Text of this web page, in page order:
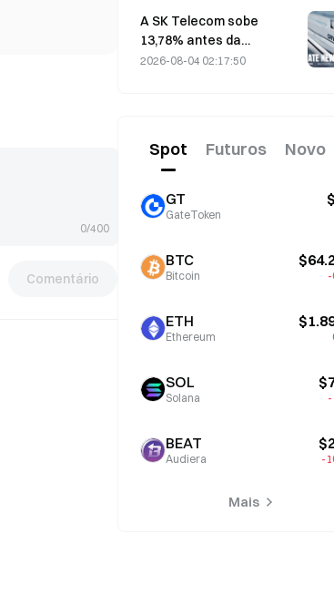
0/400
Comentário
A SK Telecom sobe
13,78% antes da
avaliação da segunda
2026-08-04 02:17:50
Spot Futuros Novo
GT
GateToken
BTC
Bitcoin
ETH
Ethereum
SOL
Solana
BEAT
Audiera -
Mais